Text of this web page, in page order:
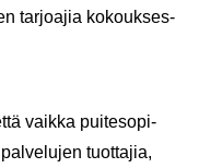
tar­joa­jia ko­kouk­ses­
vaik­ka pui­te­so­pi­
tuot­ta­jia,